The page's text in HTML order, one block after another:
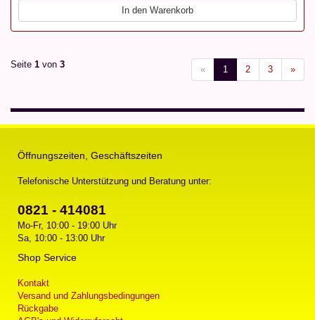
In den Warenkorb
Seite 1 von 3 « 1 2 3 »
Öffnungszeiten, Geschäftszeiten
Telefonische Unterstützung und Beratung unter:
0821 - 414081
Mo-Fr, 10:00 - 19:00 Uhr
Sa, 10:00 - 13:00 Uhr
Shop Service
Kontakt
Versand und Zahlungsbedingungen
Rückgabe